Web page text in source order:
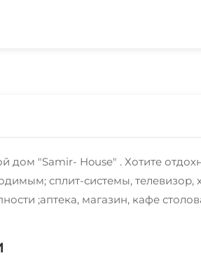
дом "Samir- House" . Хотите
сплит-системы, телевизор,
;аптека, магазин, кафе